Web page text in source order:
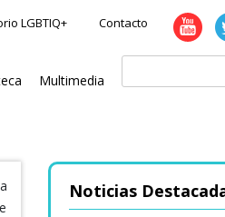
LGBTIQ+ Contacto
Multimedia
Noticias